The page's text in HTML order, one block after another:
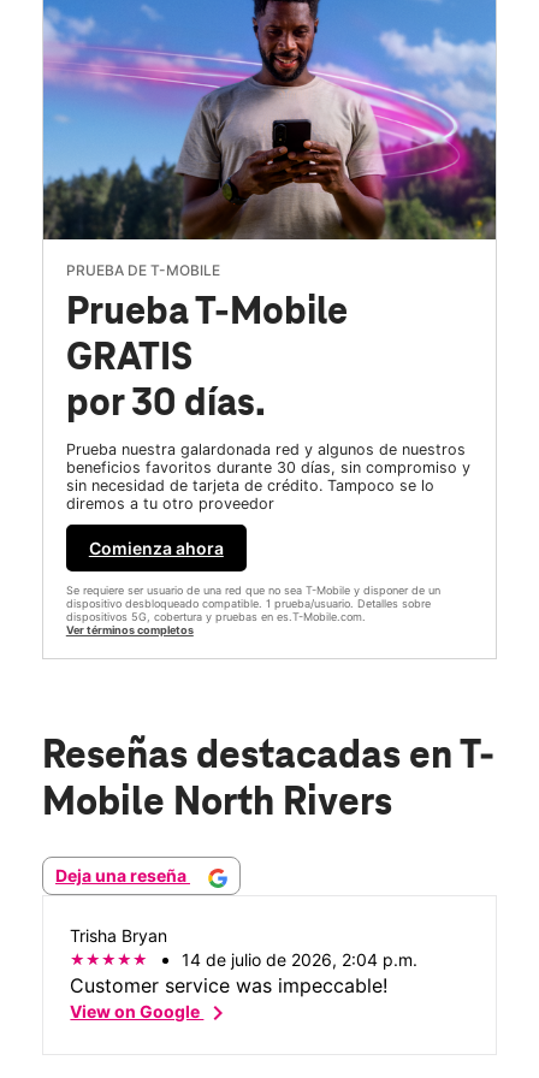
PRUEBA DE T-MOBILE
Prueba T-Mobile
GRATIS
por 30 días.
Prueba nuestra galardonada red y algunos de nuestros
beneficios favoritos durante 30 días, sin compromiso y
sin necesidad de tarjeta de crédito. Tampoco se lo
diremos a tu otro proveedor
Comienza ahora
Se requiere ser usuario de una red que no sea T-Mobile y disponer de un
dispositivo desbloqueado compatible. 1 prueba/usuario. Detalles sobre
dispositivos 5G, cobertura y pruebas en es.T-Mobile.com.
Ver términos completos
Reseñas destacadas en T-
Mobile North Rivers
Deja una reseña
Trisha Bryan
14 de julio de 2026, 2:04 p.m.
Customer service was impeccable!
View on Googlechevron_right